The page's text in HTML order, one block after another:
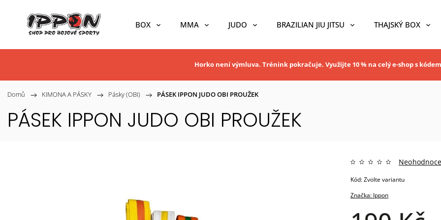
BOX MMA JUDO BRAZILIAN JIU JITSU THAJSKÝ BOX
Horko není výmluva. Trénink pokračuje. Využijte 10 % na celý e-shop s kódem
Domů / KIMONA A PÁSKY / Pásky (OBI) / PÁSEK IPPON JUDO OBI PROUŽEK
PÁSEK IPPON JUDO OBI PROUŽEK
Značka: Ippon
Kód:Zvolte variantu